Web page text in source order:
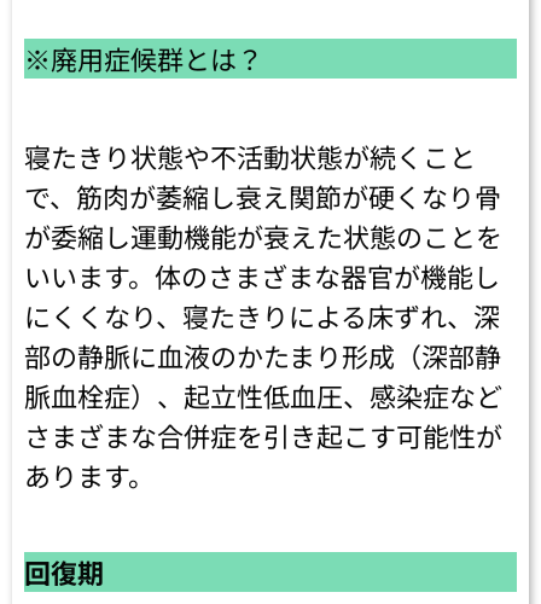
※廃用症候群とは？
寝たきり状態や不活動状態が続くこと
で、筋肉が萎縮し衰え関節が硬くなり骨
が委縮し運動機能が衰えた状態のことを
いいます。体のさまざまな器官が機能し
にくくなり、寝たきりによる床ずれ、深
部の静脈に血液のかたまり形成（深部静
脈血栓症）、起立性低血圧、感染症など
さまざまな合併症を引き起こす可能性が
あります。
回復期